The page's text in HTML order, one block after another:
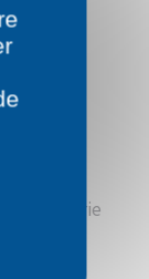
la catégorie